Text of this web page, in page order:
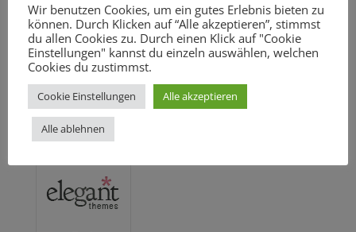
Tutorials
Über uns
Unternehmertum
WordPress
Empehlung
Wir benutzen Cookies, um ein gutes Erlebnis bieten zu
können. Durch Klicken auf “Alle akzeptieren”, stimmst
du allen Cookies zu. Durch einen Klick auf "Cookie
Einstellungen" kannst du einzeln auswählen, welchen
Cookies du zustimmst.
Cookie Einstellungen Alle akzeptieren
Alle ablehnen